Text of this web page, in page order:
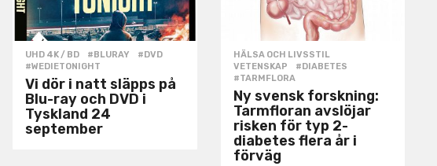
UHD 4K / BD #BLURAY ,#DVD
#WEDIETONIGHT
Vi dör i natt släpps på
Blu-ray och DVD i
Tyskland 24
september
HÄLSA OCH LIVSSTIL
VETENSKAP
#DIABETES
#TARMFLORA
Ny svensk forskning:
Tarmfloran avslöjar
risken för typ 2-
diabetes flera år i
förväg